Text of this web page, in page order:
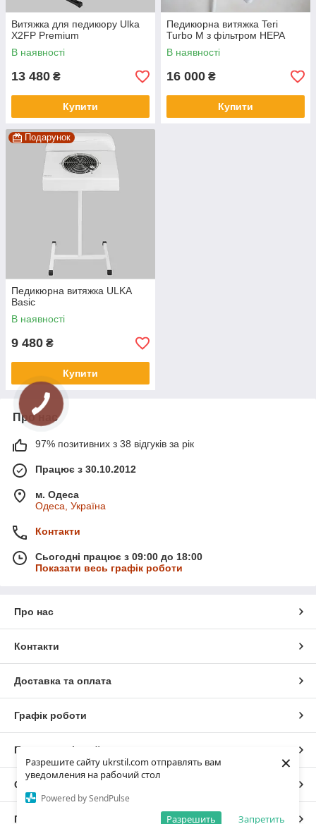
Разрешите сайту ukrstil.com отправлять вам
уведомления на рабочий стол
Powered by SendPulse
Запретить
Разрешить
×
Витяжка для педикюру Ulka
X2FP Premium
В наявності
13 480 ₴
Купити
Педикюрна витяжка Teri
Turbo M з фільтром HEPA
В наявності
16 000 ₴
Купити
Подарунок
Педикюрна витяжка ULKA
Basic
В наявності
9 480 ₴
Купити
Про нас
97% позитивних з 38 відгуків за рік
Працює з 30.10.2012
м. Одеса
Одеса, Україна
Контакти
Сьогодні працює з 09:00 до 18:00
Показати весь графік роботи
Про нас
Контакти
Доставка та оплата
Графік роботи
Повна версія сайту
Сайт створено на маркетплейсі
Політика конфіденційності